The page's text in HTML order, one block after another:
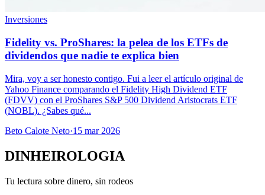
Inversiones
Fidelity vs. ProShares: la pelea de los ETFs de
dividendos que nadie te explica bien
Mira, voy a ser honesto contigo. Fui a leer el artículo original de
Yahoo Finance comparando el Fidelity High Dividend ETF
(FDVV) con el ProShares S&P 500 Dividend Aristocrats ETF
(NOBL). ¿Sabes qué...
Beto Calote Neto·15 mar 2026
DINHEIROLOGIA
Tu lectura sobre dinero, sin rodeos